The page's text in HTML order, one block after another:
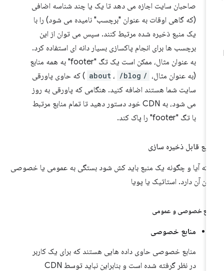
صاحبان سایت اجازه می دهد تا یک یا چند شناسه اضافی
(که گاهی اوقات به عنوان "برچسب" نامیده می شود) را با
یک منبع ذخیره شده مرتبط کنند. سپس می توان از این
برچسب ها برای انجام پاکسازی بسیار دانه ای استفاده کرد.
به عنوان مثال، ممکن است یک تگ "footer" به همه منابع
(به عنوان مثال، /about ، /blog
) که حاوی پاورقی
سایت شما هستند اضافه کنید. هنگامی که پاورقی به روز
می شود، به CDN خود دستور دهید تا تمام منابع مرتبط
با تگ "footer" را پاک کند.
قابل ذخیره سازی
آیا و چگونه یک منبع باید کش شود بستگی به عمومی یا خصوصی
آن دارد. استاتیک یا پویا
خصوصی و عمومی
منابع خصوصی
منابع خصوصی حاوی داده هایی هستند که برای یک کاربر
در نظر گرفته شده است و بنابراین نباید توسط CDN